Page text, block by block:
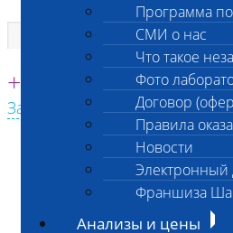
Единая круглосуточная справочная
+7 495 260 0 260
Заказать звонок с сайта
Программа
СМИ о нас
Что такое
Фото
Договор
Правила
Новости
Электронный
Франшиза
Анализы и цены
Главная страница
Анализы и цены
ВЗЯТИЕ ПРОБ и
Взятие мазка в коллектор с
микробиологического